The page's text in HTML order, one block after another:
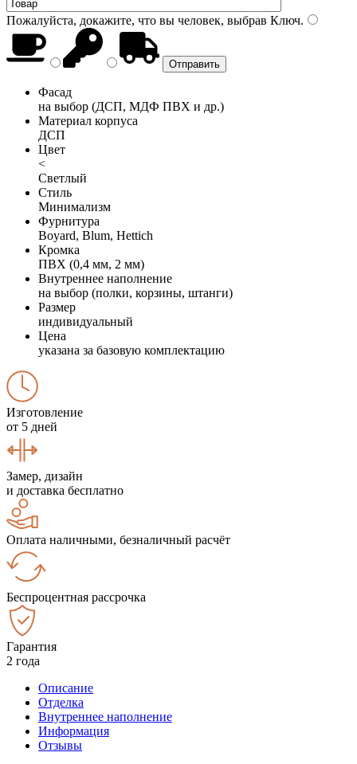
Пожалуйста, докажите, что вы человек, выбрав Ключ.
Фасад
на выбор (ДСП, МДФ ПВХ и др.)
Материал корпуса
ДСП
Цвет
<
Светлый
Стиль
Минимализм
Фурнитура
Boyard, Blum, Hettich
Кромка
ПВХ (0,4 мм, 2 мм)
Внутреннее наполнение
на выбор (полки, корзины, штанги)
Размер
индивидуальный
Цена
указана за базовую комплектацию
Изготовление
от 5 дней
Замер, дизайн
и доставка бесплатно
Оплата наличными, безналичный расчёт
Беспроцентная рассрочка
Гарантия
2 года
Описание
Отделка
Внутреннее наполнение
Информация
Отзывы